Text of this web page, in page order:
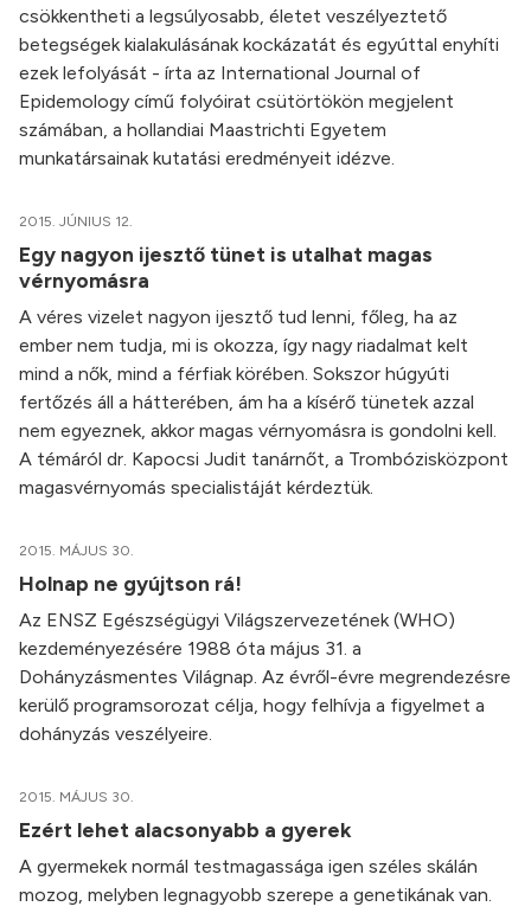
csökkentheti a legsúlyosabb, életet veszélyeztető
betegségek kialakulásának kockázatát és egyúttal enyhíti
ezek lefolyását - írta az International Journal of
Epidemology című folyóirat csütörtökön megjelent
számában, a hollandiai Maastrichti Egyetem
munkatársainak kutatási eredményeit idézve.
2015. JÚNIUS 12.
Egy nagyon ijesztő tünet is utalhat magas
vérnyomásra
A véres vizelet nagyon ijesztő tud lenni, főleg, ha az
ember nem tudja, mi is okozza, így nagy riadalmat kelt
mind a nők, mind a férfiak körében. Sokszor húgyúti
fertőzés áll a hátterében, ám ha a kísérő tünetek azzal
nem egyeznek, akkor magas vérnyomásra is gondolni kell.
A témáról dr. Kapocsi Judit tanárnőt, a Trombózisközpont
magasvérnyomás specialistáját kérdeztük.
2015. MÁJUS 30.
Holnap ne gyújtson rá!
Az ENSZ Egészségügyi Világszervezetének (WHO)
kezdeményezésére 1988 óta május 31. a
Dohányzásmentes Világnap. Az évről-évre megrendezésre
kerülő programsorozat célja, hogy felhívja a figyelmet a
dohányzás veszélyeire.
2015. MÁJUS 30.
Ezért lehet alacsonyabb a gyerek
A gyermekek normál testmagassága igen széles skálán
mozog, melyben legnagyobb szerepe a genetikának van.